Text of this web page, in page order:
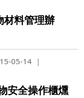
材料管理辦
05-14
安全操作櫃燻